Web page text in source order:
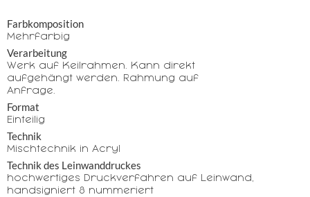
Farbkomposition
Mehrfarbig
Verarbeitung
Werk auf Keilrahmen. Kann direkt
aufgehängt werden. Rahmung auf
Anfrage.
Format
Einteilig
Technik
Mischtechnik in Acryl
Technik des Leinwanddruckes
hochwertiges Druckverfahren auf Leinwand,
handsigniert & nummeriert